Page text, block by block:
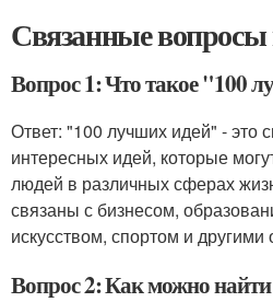
Связанные
Вопрос 1: Что такое "100
Ответ: "100 лучших идей" - это
интересных идей, которые
людей в различных сферах
связаны с бизнесом,
искусством, спортом и другими
Вопрос 2: Как можно